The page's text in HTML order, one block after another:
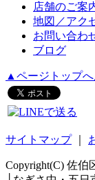
店舗のご案
地図／アク
お問い合わ
ブログ
▲ページトップへ
サイトマップ｜
Copyright(C) 佐